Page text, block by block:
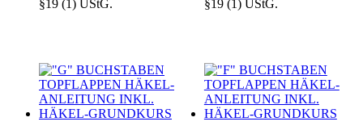
§19 (1) UStG. §19 (1) UStG.